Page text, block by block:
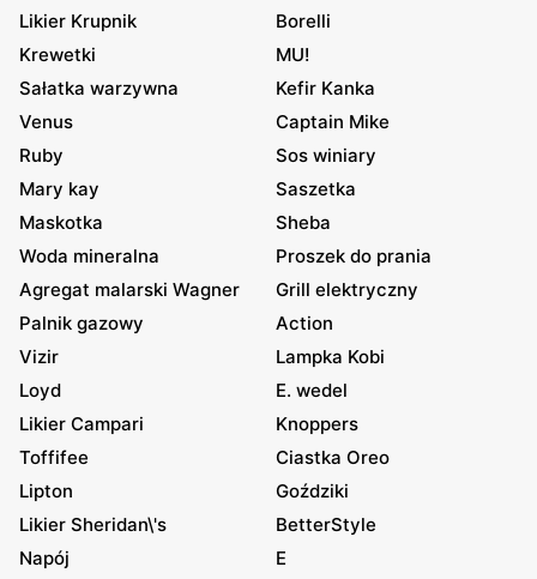
Likier Krupnik
Borelli
Krewetki
MU!
Sałatka warzywna
Kefir Kanka
Venus
Captain Mike
Ruby
Sos winiary
Mary kay
Saszetka
Maskotka
Sheba
Woda mineralna
Proszek do prania
Agregat malarski Wagner
Grill elektryczny
Palnik gazowy
Action
Vizir
Lampka Kobi
Loyd
E. wedel
Likier Campari
Knoppers
Toffifee
Ciastka Oreo
Lipton
Goździki
Likier Sheridan\'s
BetterStyle
Napój
E